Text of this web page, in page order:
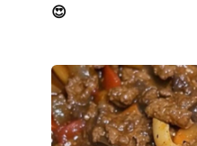
😍